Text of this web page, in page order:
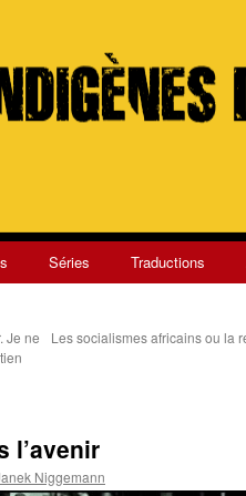
Séries Traductions
Je ne
Les socialismes africains ou la
l’avenir
Niggemann